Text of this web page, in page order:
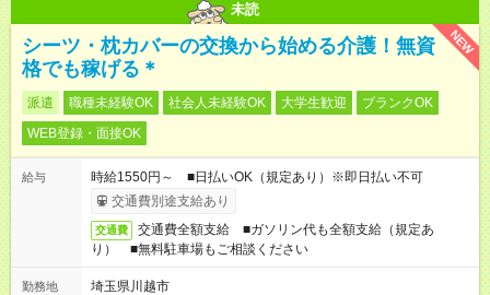
未読
NEW
シーツ・枕カバーの交換から始める介護！無資
格でも稼げる＊
派遣 職種未経験OK 社会人未経験OK 大学生歓迎
ブランクOK
WEB登録・面接OK
給与
時給1550円～ ■日払いOK（規定あり）※即日払い不可
交通費別途支給あり
交通費
交通費全額支給 ■ガソリン代も全額支給（規定あ
り） ■無料駐車場もご相談ください
勤務地
埼玉県川越市